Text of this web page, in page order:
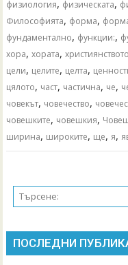
физиология, физическата,
Философията, форма,
фундаментално, функции:,
хора,хората,християнството
цели, целите, целта,
цялото, част, частична, че,
човекът, човечество,
човешките, човешкия,
ширина, широките, ще, я,
ПОСЛЕДНИ